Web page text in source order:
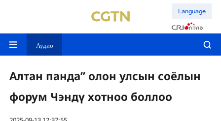
Language
Аудио
Алтан панда” олон улсын соёлын
форум Чэндү хотноо боллоо